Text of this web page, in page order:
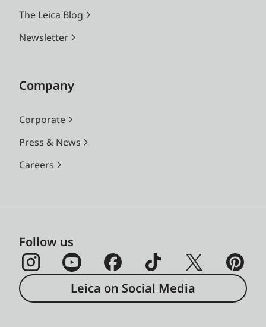
The Leica Blog
Newsletter
Company
Corporate
Press & News
Careers
Follow us
Leica on Social Media